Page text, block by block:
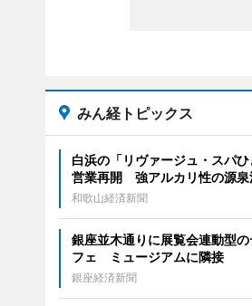
みん経トピックス
白浜の「リヴァージュ・スパひ
営業再開 強アルカリ性の源泉
和歌山経済新聞
銀座並木通りに展覧会連動型
フェ ミュージアムに隣接
銀座経済新聞